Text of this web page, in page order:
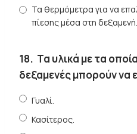
Τα θερμόμετρα για να
πίεσης μέσα στη δεξαμενή.
18. Τα υλικά με τα
δεξαμενές μπορούν να
Γυαλί.
Κασίτερος.